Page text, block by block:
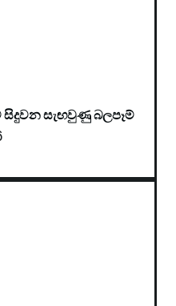
සිදුවන සැඟවුණු බලපෑම්